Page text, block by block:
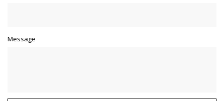
Message